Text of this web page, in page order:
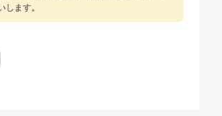
します。